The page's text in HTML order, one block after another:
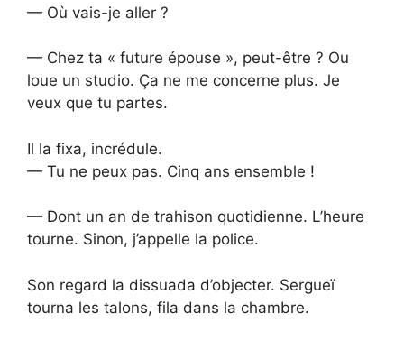
— Où vais-je aller ?
— Chez ta « future épouse », peut-être ? Ou
loue un studio. Ça ne me concerne plus. Je
veux que tu partes.
Il la fixa, incrédule.
— Tu ne peux pas. Cinq ans ensemble !
— Dont un an de trahison quotidienne. L’heure
tourne. Sinon, j’appelle la police.
Son regard la dissuada d’objecter. Sergueï
tourna les talons, fila dans la chambre.